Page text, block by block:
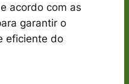
acordo com as
garantir o
eficiente do